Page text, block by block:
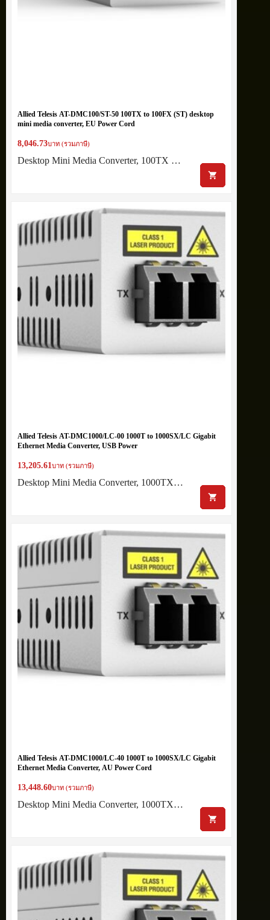
Allied Telesis AT-DMC100/ST-50 100TX to 100FX (ST) desktop
mini media converter, EU Power Cord
8,046.73บาท (รวมภาษี)
Desktop Mini Media Converter, 100TX …
Allied Telesis AT-DMC1000/LC-00 1000T to 1000SX/LC Gigabit
Ethernet Media Converter, USB Power
13,205.61 บาท (รวมภาษี)
Desktop Mini Media Converter, 1000TX…
Allied Telesis AT-DMC1000/LC-40 1000T to 1000SX/LC Gigabit
Ethernet Media Converter, AU Power Cord
13,448.60บาท (รวมภาษี)
Desktop Mini Media Converter, 1000TX…